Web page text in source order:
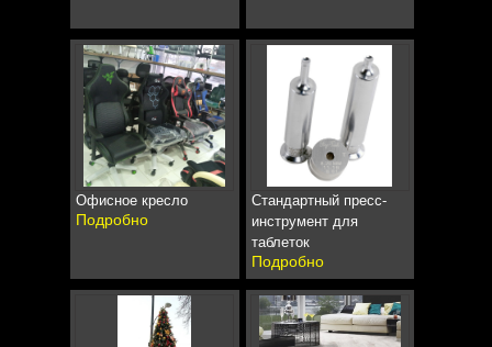
Офисное кресло
Подробно
Стандартный пресс-
инструмент для
таблеток
Подробно